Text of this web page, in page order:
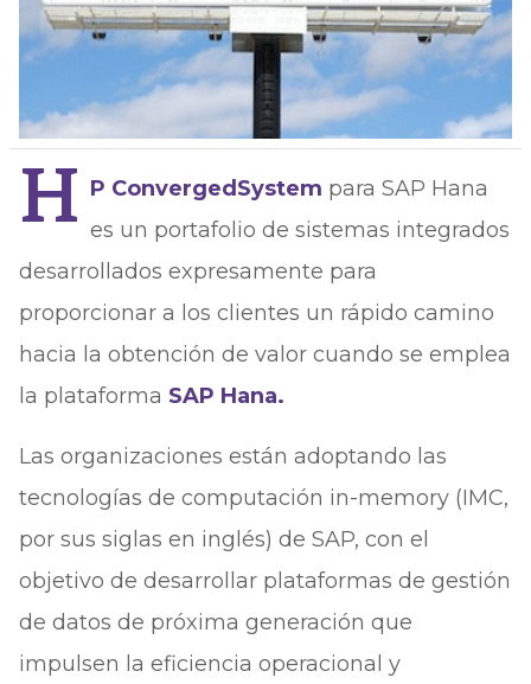
H P ConvergedSystem para SAP Hana
es un portafolio de sistemas integrados
desarrollados expresamente para
proporcionar a los clientes un rápido camino
hacia la obtención de valor cuando se emplea
la plataforma SAP Hana.
Las organizaciones están adoptando las
tecnologías de computación in-memory (IMC,
por sus siglas en inglés) de SAP, con el
objetivo de desarrollar plataformas de gestión
de datos de próxima generación que
impulsen la eficiencia operacional y